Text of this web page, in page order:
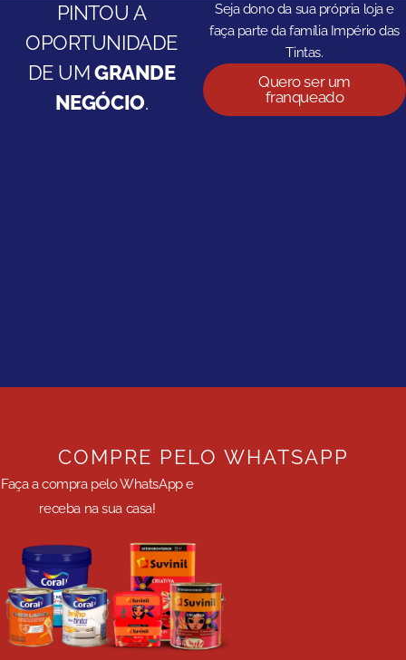
PINTOU A
OPORTUNIDADE
DE UMGRANDE
NEGÓCIO.
Seja dono da sua própria loja e
faça parte da família Império das
Tintas.
Quero ser um
franqueado
COMPRE PELO WHATSAPP
Faça a compra pelo WhatsApp e
receba na sua casa!